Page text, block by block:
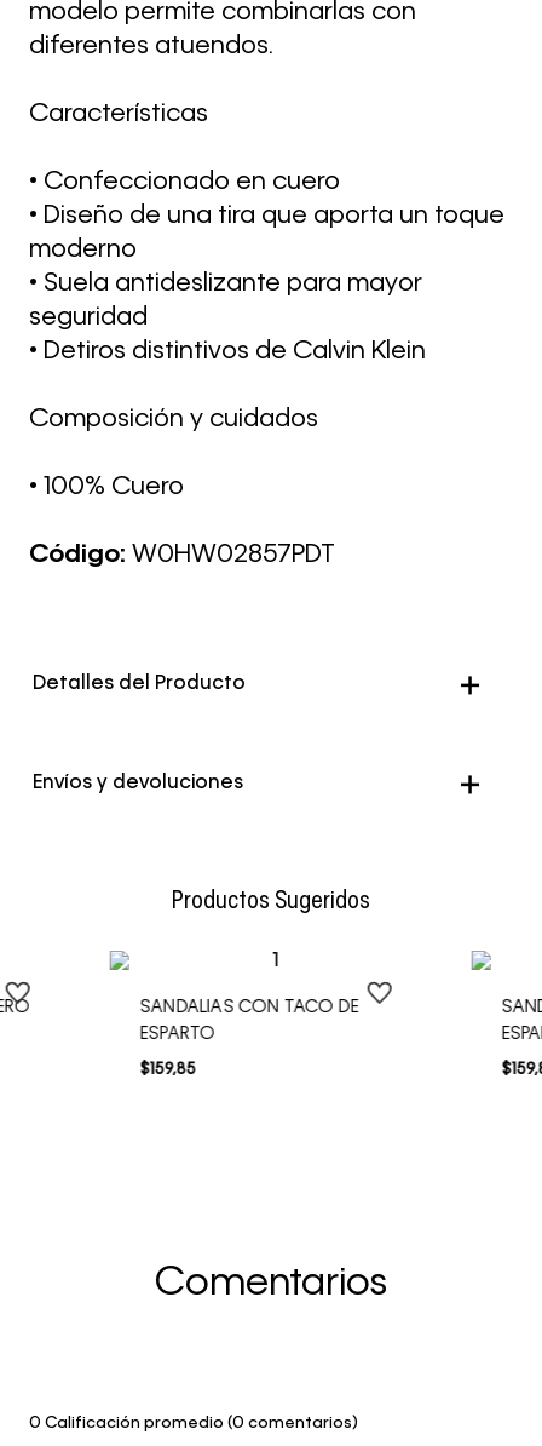
modelo permite combinarlas con
diferentes atuendos.
Características
• Confeccionado en cuero
• Diseño de una tira que aporta un toque
moderno
• Suela antideslizante para mayor
seguridad
• Detiros distintivos de Calvin Klein
Composición y cuidados
• 100% Cuero
Código: W0HW02857PDT
Detalles del Producto
Envíos y devoluciones
Productos Sugeridos
SANDALIAS CON TACO DE
ESPARTO
$159,85 $159,
Comentarios
0 Calificación promedio (0 comentarios)